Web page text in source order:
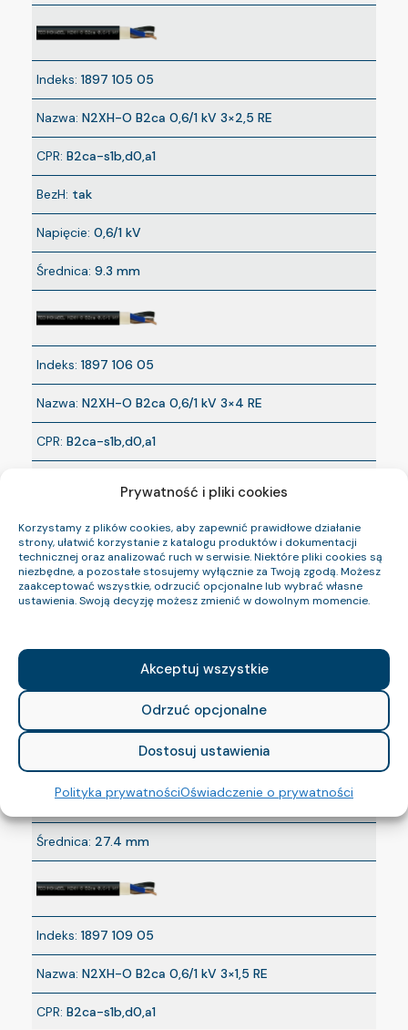
Prywatność i pliki cookies
Korzystamy z plików cookies, aby zapewnić prawidłowe działanie
strony, ułatwić korzystanie z katalogu produktów i dokumentacji
technicznej oraz analizować ruch w serwisie. Niektóre pliki cookies są
niezbędne, a pozostałe stosujemy wyłącznie za Twoją zgodą. Możesz
zaakceptować wszystkie, odrzucić opcjonalne lub wybrać własne
ustawienia. Swoją decyzję możesz zmienić w dowolnym momencie.
Akceptuj wszystkie
Odrzuć opcjonalne
Dostosuj ustawienia
Polityka prywatnościOświadczenie o prywatności
Indeks: 1897 105 05
Nazwa: N2XH-O B2ca 0,6/1 kV 3×2,5 RE
CPR: B2ca-s1b,d0,a1
BezH: tak
Napięcie: 0,6/1 kV
Średnica: 9.3 mm
Indeks: 1897 106 05
Nazwa: N2XH-O B2ca 0,6/1 kV 3×4 RE
CPR: B2ca-s1b,d0,a1
Średnica:10.3 mm
Indeks:1897 090 05
Nazwa:N2XH-O B2ca 0,6/1 kV 1×240 RM
CPR:B2ca-s1b,d2,a1
Napięcie:0,6/1 kV
Średnica: 27.4 mm
Indeks: 1897 109 05
Nazwa: N2XH-O B2ca 0,6/1 kV 3×1,5 RE
CPR: B2ca-s1b,d0,a1